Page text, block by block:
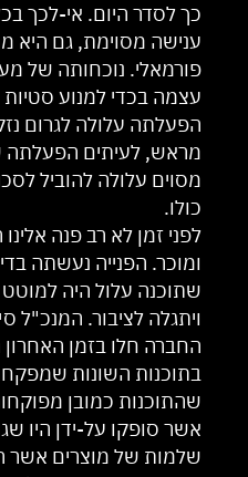
כך לסדר היום. אי-לכך
ענישה מסוימת, גם היא
פורמאלי. נוכחותה של
עצמה בכדי למנוע
הפעלתה עלולה לגרום
מראש, לעיתים
מסוים עלולה להוביל
כולו.
לפני זמן לא רב פנה
ומוכר. הפנייה נעשתה
שתוכנה עלול היה
ויתגלה לציבור. המנכ"ל
החברה חלו בזמן
בתוכנות השונות
שהתוכנות כמובן
אשר סופקו על-ידן היו
שלמות של מוצרים אשר